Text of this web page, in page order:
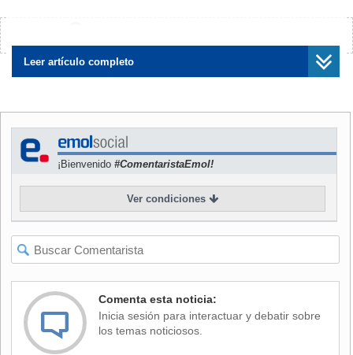
Stoltenberg, quien se reunió hoy en Bruselas con el titular
ruso de Asuntos Exteriores, Serguei Lavrov, en los
márgenes del Comité de Ministros del Consejo de Europa.
"Los ejercicios repentinos, el número pero también el
tamaño de ellos, reducen la predictibilidad y la
transparencia en nuestras fronteras y considero que
deberíamos tratar de cambiar esto, también con Rusia
siendo más transparente cuando se trata de sus actividades
militares", recalcó el secretario general de la OTAN.
que "tenemos una presencia mayor a lo largo de nuestras
fronteras" de la Alianza, indicó Stoltenberg.
Leer artículo completo
¡Bienvenido #ComentaristaEmol!
Ver condiciones
Comenta esta noticia:
Inicia sesión para interactuar y debatir sobre
los temas noticiosos.